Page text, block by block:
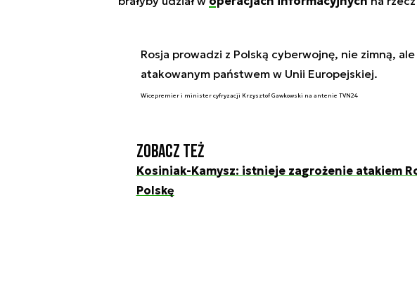
Rosja prowadzi z Polską cyberwojnę, nie zimną,
atakowanym państwem w Unii Europejskiej.
Wicepremier i minister cyfryzacji Krzysztof Gawkowski na antenie TVN24
Zobacz też
Kosiniak-Kamysz: istnieje zagrożenie atakiem
Polskę